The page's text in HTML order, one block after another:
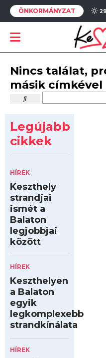
ÖNKORMÁNYZAT
Nincs találat,
másik címkével
Legújabb
cikkek
HÍREK
Keszthely
strandjai
ismét a
Balaton
legjobbjai
között
HÍREK
Keszthelyen
a Balaton
egyik
legkomplexebb
strandkínálata
HÍREK